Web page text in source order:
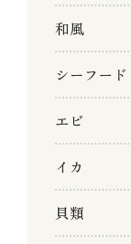
和風
シーフー
エビ
イカ
貝類